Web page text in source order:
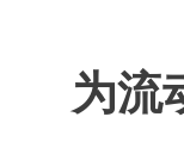
为流